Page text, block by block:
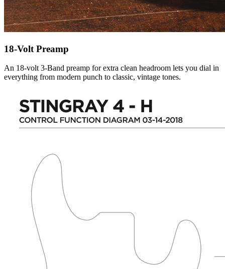
18-Volt Preamp
An 18-volt 3-Band preamp for extra clean headroom lets you dial in
everything from modern punch to classic, vintage tones.